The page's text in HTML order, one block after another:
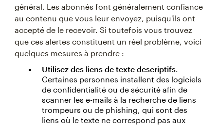
général. Les abonnés font généralement confiance
au contenu que vous leur envoyez, puisqu'ils ont
accepté de le recevoir. Si toutefois vous trouvez
que ces alertes constituent un réel problème, voici
quelques mesures à prendre :
Utilisez des liens de texte descriptifs.
Certaines personnes installent des logiciels
de confidentialité ou de sécurité afin de
scanner les e-mails à la recherche de liens
trompeurs ou de phishing, qui sont des
liens où le texte ne correspond pas aux